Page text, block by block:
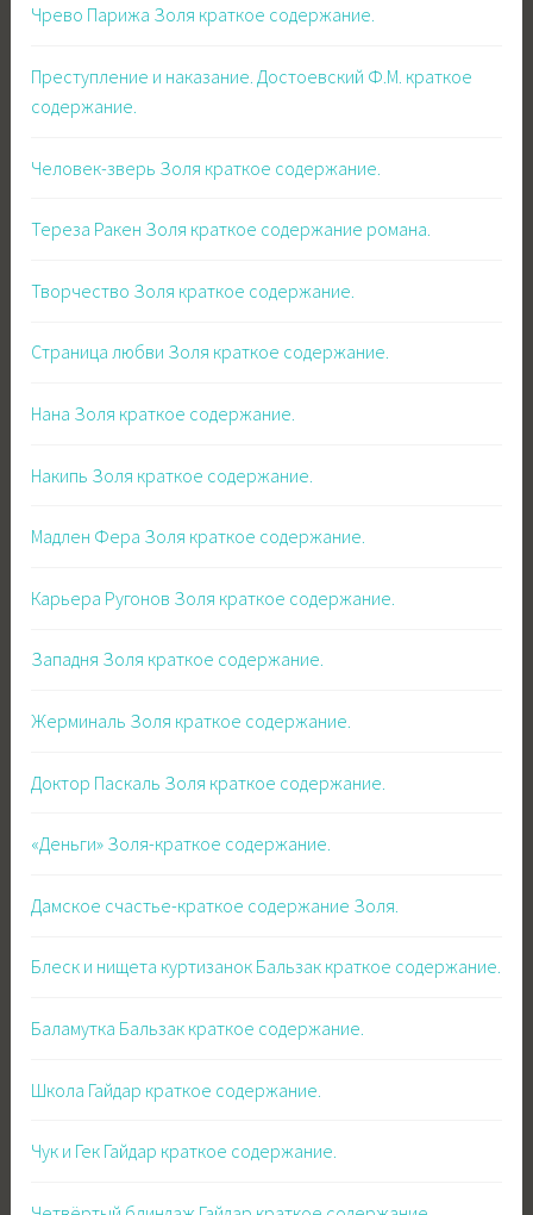
Чрево Парижа Золя краткое содержание.
Преступление и наказание. Достоевский Ф.М. краткое
содержание.
Человек-зверь Золя краткое содержание.
Тереза Ракен Золя краткое содержание романа.
Творчество Золя краткое содержание.
Страница любви Золя краткое содержание.
Нана Золя краткое содержание.
Накипь Золя краткое содержание.
Мадлен Фера Золя краткое содержание.
Карьера Ругонов Золя краткое содержание.
Западня Золя краткое содержание.
Жерминаль Золя краткое содержание.
Доктор Паскаль Золя краткое содержание.
«Деньги» Золя-краткое содержание.
Дамское счастье-краткое содержание Золя.
Блеск и нищета куртизанок Бальзак краткое содержание.
Баламутка Бальзак краткое содержание.
Школа Гайдар краткое содержание.
Чук и Гек Гайдар краткое содержание.